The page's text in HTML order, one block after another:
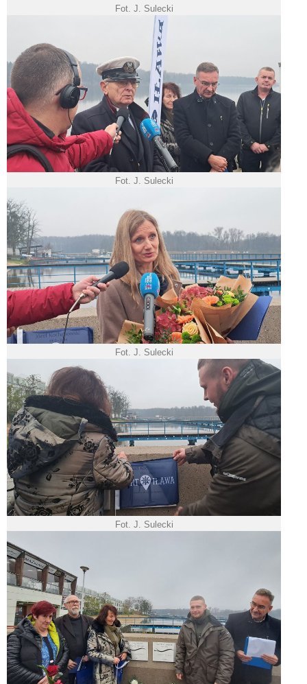
Fot. J. Sulecki
Fot. J. Sulecki
Fot. J. Sulecki
Fot. J. Sulecki